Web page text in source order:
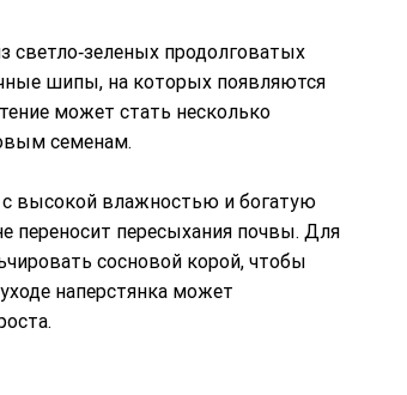
светло‑зеленых продолговатых
шипы, на которых появляются
может стать несколько
семенам.
высокой влажностью и богатую
переносит пересыхания почвы. Для
сосновой корой, чтобы
наперстянка может